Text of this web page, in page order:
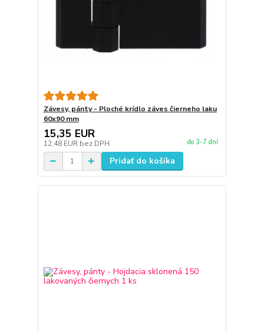
Závesy, pánty - Ploché krídlo záves čierneho laku
60x90 mm
15,35 EUR
12,48 EUR bez DPH do 3-7 dní
Pridať do košíka